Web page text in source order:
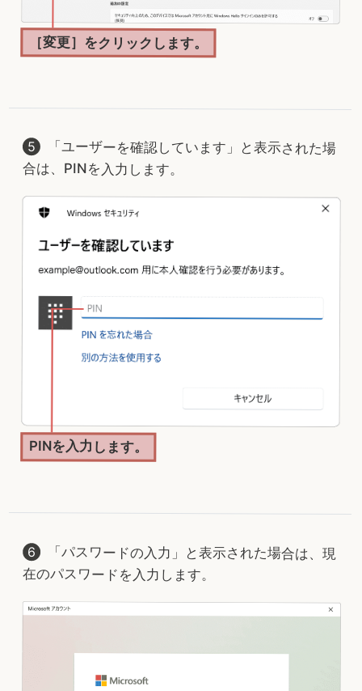
［変更］をクリックします。
「ユーザーを確認しています」と表示された場
合は、PINを入力します。
PINを入力します。
「パスワードの入力」と表示された場合は、現
在のパスワードを入力します。